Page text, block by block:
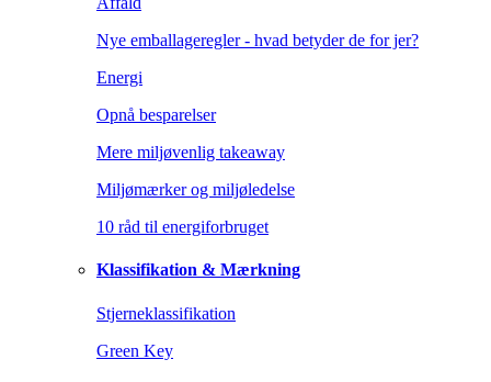
Nye emballageregler - hvad betyder de for jer?
Energi
Opnå besparelser
Mere miljøvenlig takeaway
Miljømærker og miljøledelse
10 råd til energiforbruget
Klassifikation & Mærkning
Stjerneklassifikation
Green Key